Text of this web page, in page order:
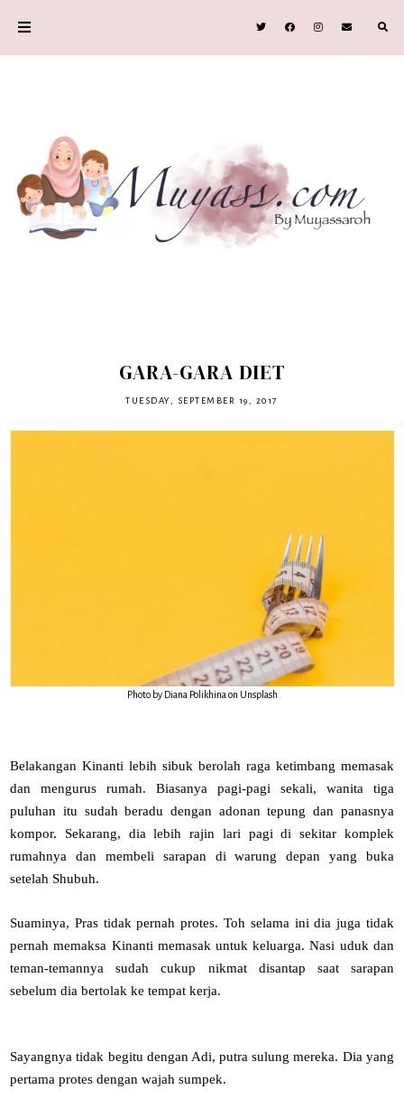
GARA-GARA DIET
TUESDAY, SEPTEMBER 19, 2017
Photo by Diana Polikhina on Unsplash
Belakangan Kinanti lebih sibuk berolah raga ketimbang memasak
dan mengurus rumah. Biasanya pagi-pagi sekali, wanita tiga
puluhan itu sudah beradu dengan adonan tepung dan panasnya
kompor. Sekarang, dia lebih rajin lari pagi di sekitar komplek
rumahnya dan membeli sarapan di warung depan yang buka
setelah Shubuh.
Suaminya, Pras tidak pernah protes. Toh selama ini dia juga tidak
pernah memaksa Kinanti memasak untuk keluarga. Nasi uduk dan
teman-temannya sudah cukup nikmat disantap saat sarapan
sebelum dia bertolak ke tempat kerja.
Sayangnya tidak begitu dengan Adi, putra sulung mereka. Dia yang
pertama protes dengan wajah sumpek.